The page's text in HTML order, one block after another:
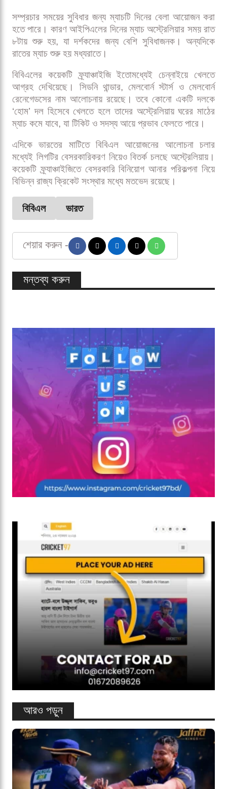
সম্প্রচার সময়ের সুবিধার জন্য ম্যাচটি দিনের বেলা আয়োজন করা
হতে পারে। কারণ আইপিএলের দিনের ম্যাচ অস্ট্রেলিয়ার সময় রাত
৮টায় শুরু হয়, যা দর্শকদের জন্য বেশি সুবিধাজনক। অন্যদিকে
রাতের ম্যাচ শুরু হয় মধ্যরাতে।
বিবিএলের কয়েকটি ফ্র্যাঞ্চাইজি ইতোমধ্যেই চেন্নাইয়ে খেলতে
আগ্রহ দেখিয়েছে। সিডনি থান্ডার, মেলবোর্ন স্টার্স ও মেলবোর্ন
রেনেগেডসের নাম আলোচনায় রয়েছে। তবে কোনো একটি দলকে
‘হোম’ দল হিসেবে খেলতে হলে তাদের অস্ট্রেলিয়ায় ঘরের মাঠের
ম্যাচ কমে যাবে, যা টিকিট ও সদস্য আয়ে প্রভাব ফেলতে পারে।
এদিকে ভারতের মাটিতে বিবিএল আয়োজনের আলোচনা চলার
মধ্যেই লিগটির বেসরকারিকরণ নিয়েও বিতর্ক চলছে অস্ট্রেলিয়ায়।
কয়েকটি ফ্র্যাঞ্চাইজিতে বেসরকারি বিনিয়োগ আনার পরিকল্পনা নিয়ে
বিভিন্ন রাজ্য ক্রিকেট সংস্থার মধ্যে মতভেদ রয়েছে।
বিবিএল ভারত
শেয়ার করুন -
মন্তব্য করুন
আরও পড়ুন